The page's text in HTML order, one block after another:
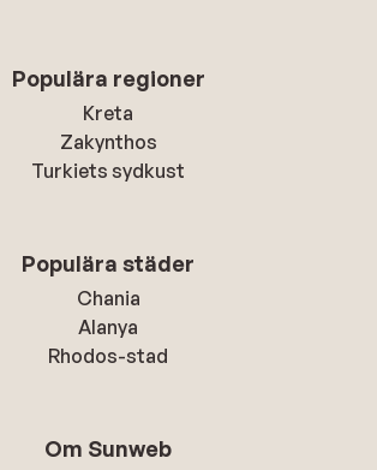
Populära regioner
Kreta
Zakynthos
Turkiets sydkust
Populära städer
Chania
Alanya
Rhodos-stad
Om Sunweb